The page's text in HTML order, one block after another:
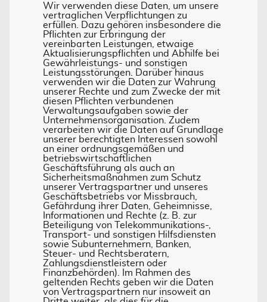
Wir verwenden diese Daten, um unsere
vertraglichen Verpflichtungen zu
erfüllen. Dazu gehören insbesondere die
Pflichten zur Erbringung der
vereinbarten Leistungen, etwaige
Aktualisierungspflichten und Abhilfe bei
Gewährleistungs- und sonstigen
Leistungsstörungen. Darüber hinaus
verwenden wir die Daten zur Wahrung
unserer Rechte und zum Zwecke der mit
diesen Pflichten verbundenen
Verwaltungsaufgaben sowie der
Unternehmensorganisation. Zudem
verarbeiten wir die Daten auf Grundlage
unserer berechtigten Interessen sowohl
an einer ordnungsgemäßen und
betriebswirtschaftlichen
Geschäftsführung als auch an
Sicherheitsmaßnahmen zum Schutz
unserer Vertragspartner und unseres
Geschäftsbetriebs vor Missbrauch,
Gefährdung ihrer Daten, Geheimnisse,
Informationen und Rechte (z. B. zur
Beteiligung von Telekommunikations-,
Transport- und sonstigen Hilfsdiensten
sowie Subunternehmern, Banken,
Steuer- und Rechtsberatern,
Zahlungsdienstleistern oder
Finanzbehörden). Im Rahmen des
geltenden Rechts geben wir die Daten
von Vertragspartnern nur insoweit an